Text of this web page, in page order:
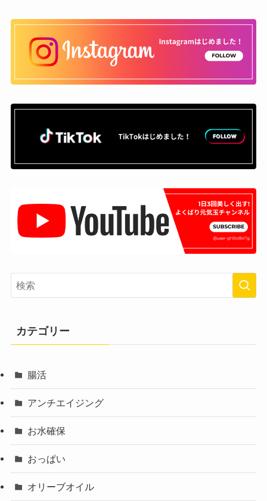
カテゴリー
腸活
アンチエイジング
お水確保
おっぱい
オリーブオイル